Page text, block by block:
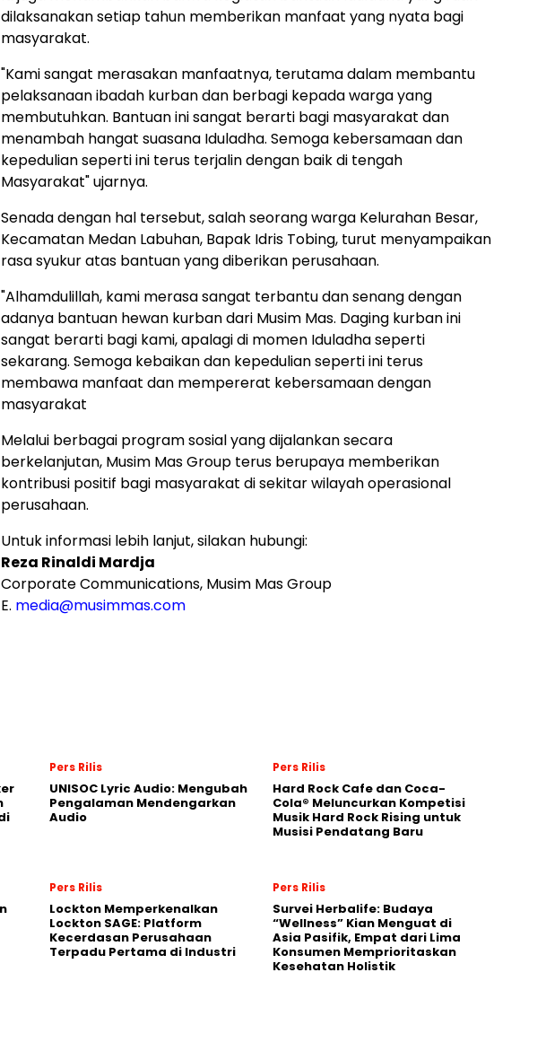
dilaksanakan setiap tahun memberikan manfaat yang nyata bagi
masyarakat.
"Kami sangat merasakan manfaatnya, terutama dalam membantu
pelaksanaan ibadah kurban dan berbagi kepada warga yang
membutuhkan. Bantuan ini sangat berarti bagi masyarakat dan
menambah hangat suasana Iduladha. Semoga kebersamaan dan
kepedulian seperti ini terus terjalin dengan baik di tengah
Masyarakat" ujarnya.
Senada dengan hal tersebut, salah seorang warga Kelurahan Besar,
Kecamatan Medan Labuhan, Bapak Idris Tobing, turut menyampaikan
rasa syukur atas bantuan yang diberikan perusahaan.
"Alhamdulillah, kami merasa sangat terbantu dan senang dengan
adanya bantuan hewan kurban dari Musim Mas. Daging kurban ini
sangat berarti bagi kami, apalagi di momen Iduladha seperti
sekarang. Semoga kebaikan dan kepedulian seperti ini terus
membawa manfaat dan mempererat kebersamaan dengan
masyarakat
Melalui berbagai program sosial yang dijalankan secara
berkelanjutan, Musim Mas Group terus berupaya memberikan
kontribusi positif bagi masyarakat di sekitar wilayah operasional
perusahaan.
Untuk informasi lebih lanjut, silakan hubungi:
Reza Rinaldi Mardja
Corporate Communications, Musim Mas Group
E. media@musimmas.com
Pers Rilis
UNISOC Lyric Audio: Mengubah
Pengalaman Mendengarkan
Audio
Pers Rilis
Hard Rock Cafe dan Coca-
Cola® Meluncurkan Kompetisi
Musik Hard Rock Rising untuk
Musisi Pendatang Baru
Pers Rilis
Lockton Memperkenalkan
Lockton SAGE: Platform
Kecerdasan Perusahaan
Terpadu Pertama di Industri
Pers Rilis
Survei Herbalife: Budaya
“Wellness” Kian Menguat di
Asia Pasifik, Empat dari Lima
Konsumen Memprioritaskan
Kesehatan Holistik